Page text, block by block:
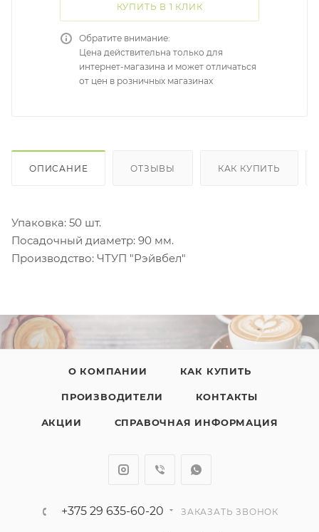
КУПИТЬ В 1 КЛИК
Обратите внимание:
Цена действительна только для
интернет-магазина и может отличаться
от цен в розничных магазинах
ОПИСАНИЕ ОТЗЫВЫ КАК КУПИТЬ
Упаковка: 50 шт.
Посадочный диаметр: 90 мм.
Производство: ЧТУП "Рэйвбел"
О КОМПАНИИ КАК КУПИТЬ
ПРОИЗВОДИТЕЛИ КОНТАКТЫ
АКЦИИ СПРАВОЧНАЯ ИНФОРМАЦИЯ
+375 29 635-60-20 ЗАКАЗАТЬ ЗВОНОК